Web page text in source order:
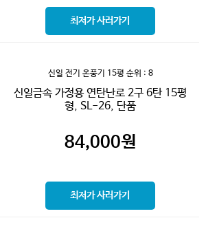
최저가 사러가기
신일 전기 온풍기 15평 순위 : 8
신일금속 가정용 연탄난로 2구 6탄 15평
형, SL-26, 단품
84,000원
최저가 사러가기